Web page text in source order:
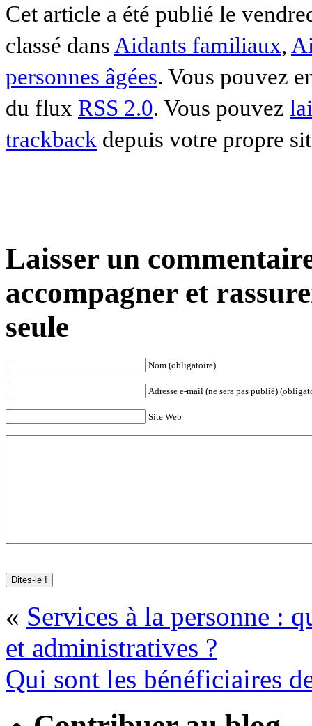
Cet article a été publié le
classé dans Aidants familiaux,
personnes âgées. Vous pouvez
du flux RSS 2.0. Vous pouvez
trackback depuis votre propre
Laisser un
accompagner et
seule
Nom (obligatoire)
Adresse e-mail (ne sera pas publié)
Site Web
« Services à la personne :
et administratives ?
Qui sont les bénéficiaires